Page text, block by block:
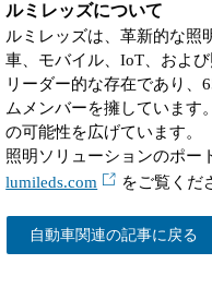
ルミレッズについて
ルミレッズは、革新的な照
車、モバイル、IoT、およ
リーダー的な存在であり、
ムメンバーを擁しています
の可能性を広げています。
照明ソリューションのポー
lumileds.com
をご覧くだ
自動車関連の記事に戻る